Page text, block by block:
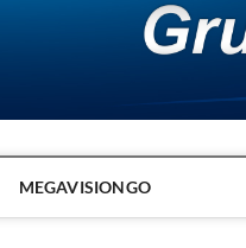
MEGAVISIONGO